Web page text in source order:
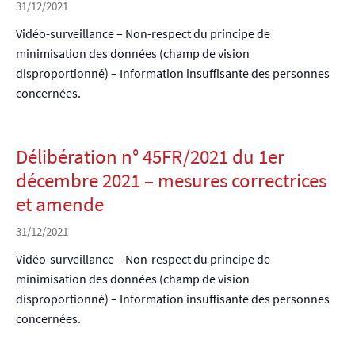
31/12/2021
Vidéo-surveillance – Non-respect du principe de
minimisation des données (champ de vision
disproportionné) – Information insuffisante des personnes
concernées.
Délibération n° 45FR/2021 du 1er
décembre 2021 – mesures correctrices
et amende
31/12/2021
Vidéo-surveillance – Non-respect du principe de
minimisation des données (champ de vision
disproportionné) – Information insuffisante des personnes
concernées.